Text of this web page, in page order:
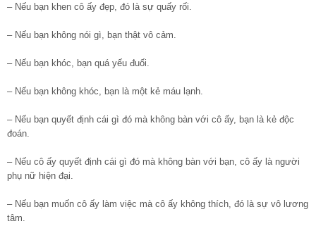
– Nếu bạn khen cô ấy đẹp, đó là sự quấy rối.
– Nếu bạn không nói gì, bạn thật vô cảm.
– Nếu bạn khóc, bạn quá yếu đuối.
– Nếu bạn không khóc, bạn là một kẻ máu lạnh.
– Nếu bạn quyết định cái gì đó mà không bàn với cô ấy, bạn là kẻ độc
đoán.
– Nếu cô ấy quyết định cái gì đó mà không bàn với bạn, cô ấy là người
phụ nữ hiện đại.
– Nếu bạn muốn cô ấy làm việc mà cô ấy không thích, đó là sự vô lương
tâm.